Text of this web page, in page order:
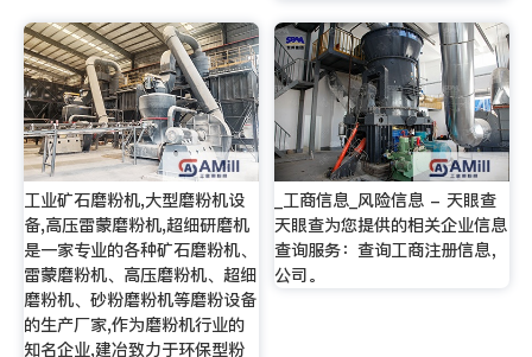
工业矿石磨粉机,大型磨粉机设
备,高压雷蒙磨粉机,超细研磨机
是一家专业的各种矿石磨粉机、
雷蒙磨粉机、高压磨粉机、超细
磨粉机、砂粉磨粉机等磨粉设备
的生产厂家,作为磨粉机行业的
知名企业,建冶致力于环保型粉
_工商信息_风险信息 - 天眼查
天眼查为您提供的相关企业信息
查询服务：查询工商注册信息，
公司。